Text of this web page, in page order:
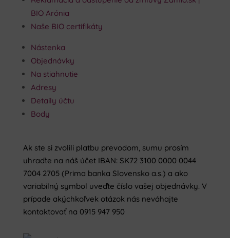
BIO Arónia
Naše BIO certifikáty
Nástenka
Objednávky
Na stiahnutie
Adresy
Detaily účtu
Body
Ak ste si zvolili platbu prevodom, sumu prosím
uhraďte na náš účet IBAN: SK72 3100 0000 0044
7004 2705 (Prima banka Slovensko a.s.) a ako
variabilný symbol uveďte číslo vašej objednávky. V
prípade akýchkoľvek otázok nás neváhajte
kontaktovať na 0915 947 950